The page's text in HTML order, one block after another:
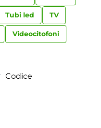
Tubi led TV
Videocitofoni